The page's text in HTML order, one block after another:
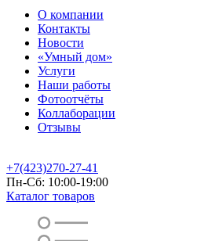
О компании
Контакты
Новости
«Умный дом»
Услуги
Наши работы
Фотоотчёты
Коллаборации
Отзывы
+7(423)270-27-41
Пн-Сб: 10:00-19:00
Каталог товаров